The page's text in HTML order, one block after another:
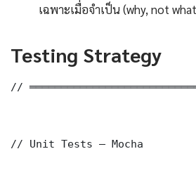
เฉพาะเมื่อจำเป็น (why, not
Testing Strategy
//
// Unit Tests — Mocha